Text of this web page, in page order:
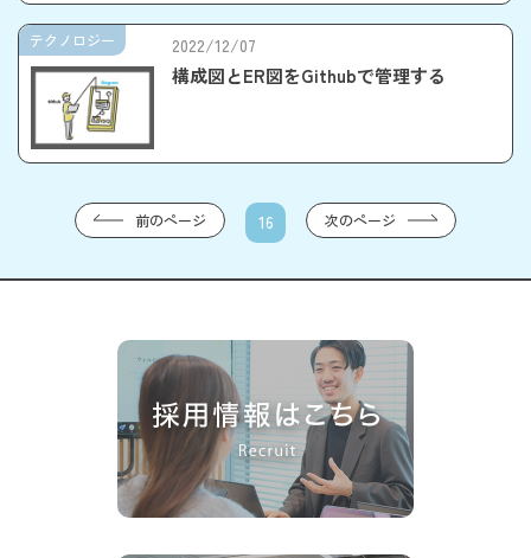
2022/12/07
構成図とER図をGithubで管理する
テクノロジー
前のページ 16 次のページ